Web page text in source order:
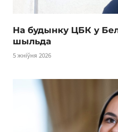
На будынку ЦБК у
шыльда
5 жніўня 2026